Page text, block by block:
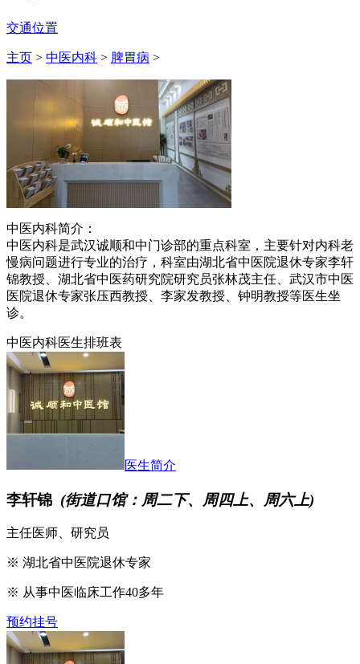
交通位置
主页 > 中医内科 > 脾胃病 >
中医内科简介：
中医内科是武汉诚顺和中门诊部的重点科室，主要针对内科老
慢病问题进行专业的治疗，科室由湖北省中医院退休专家李轩
锦教授、湖北省中医药研究院研究员张林茂主任、武汉市中医
医院退休专家张压西教授、李家发教授、钟明教授等医生坐
诊。
中医内科医生排班表
医生简介
李轩锦 (街道口馆：周二下、周四上、周六上)
主任医师、研究员
※ 湖北省中医院退休专家
※ 从事中医临床工作40多年
预约挂号